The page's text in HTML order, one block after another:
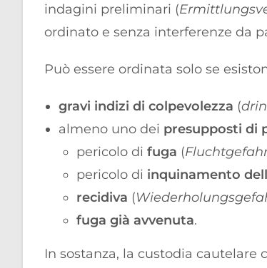
indagini preliminari (
ordinato e senza interferenze da
Può essere ordinata solo se
gravi indizi di colpevolezza (
almeno uno dei presupposti di
pericolo di fuga (
pericolo di inquinamento
recidiva (
fuga già avvenuta.
In sostanza, la custodia cautelare